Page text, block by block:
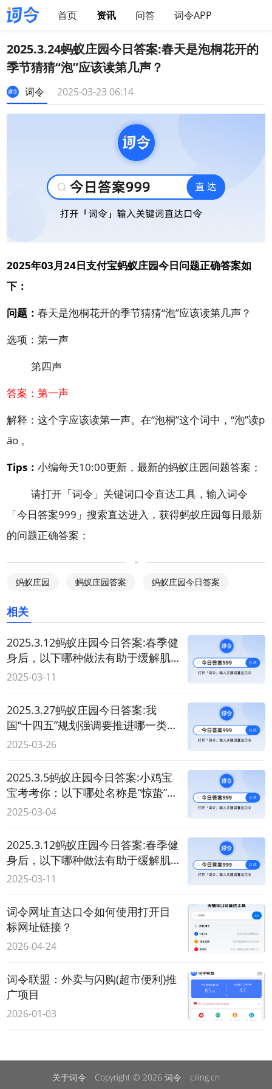
首页 资讯 问答 词令APP
2025.3.24蚂蚁庄园今日答案:春天是泡桐花开的
季节猜猜“泡”应该读第几声？
词令 2025-03-23 06:14
2025年03月24日支付宝蚂蚁庄园今日问题正确答案如
下：
问题：春天是泡桐花开的季节猜猜“泡”应该读第几声？
选项：第一声
第四声
答案：第一声
解释：这个字应该读第一声。在“泡桐”这个词中，“泡”读p
āo 。
Tips：小编每天10:00更新，最新的蚂蚁庄园问题答案；
请打开「词令 」关键词口令直达工具，输入词令
「今日答案999 」搜索直达进入，获得蚂蚁庄园每日最新
的问题正确答案；
蚂蚁庄园 蚂蚁庄园答案 蚂蚁庄园今日答案
相关
2025.3.12蚂蚁庄园今日答案:春季健
身后，以下哪种做法有助于缓解肌
肉酸痛？
2025-03-11
2025.3.27蚂蚁庄园今日答案:我
国“十四五”规划强调要推进哪一类产
业的发展？
2025-03-26
2025.3.5蚂蚁庄园今日答案:小鸡宝
宝考考你：以下哪处名称是“惊蛰”的
古称？
2025-03-04
2025.3.12蚂蚁庄园今日答案:春季健
身后，以下哪种做法有助于缓解肌
肉酸痛？
2025-03-11
词令网址直达口令如何使用打开目
标网址链接？
2026-04-24
词令联盟：外卖与闪购(超市便利)推
广项目
2026-01-03
关于词令 Copyright © 2026 词令
ciling.cn